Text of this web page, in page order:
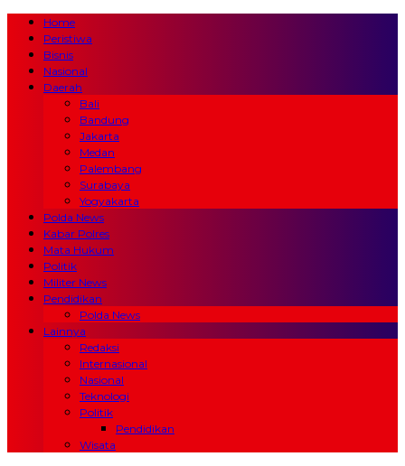
Home
Peristiwa
Bisnis
Nasional
Daerah
Bali
Bandung
Jakarta
Medan
Palembang
Surabaya
Yogyakarta
Polda News
Kabar Polres
Mata Hukum
Politik
Militer News
Pendidikan
Polda News
Lainnya
Redaksi
Internasional
Nasional
Teknologi
Politik
Pendidikan
Wisata